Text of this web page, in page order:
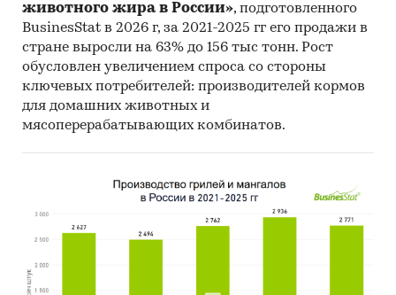
животного жира в России», подготовленного
BusinesStat в 2026 г, за 2021-2025 гг его продажи в
стране выросли на 63% до 156 тыс тонн. Рост
обусловлен увеличением спроса со стороны
ключевых потребителей: производителей кормов
для домашних животных и
мясоперерабатывающих комбинатов.